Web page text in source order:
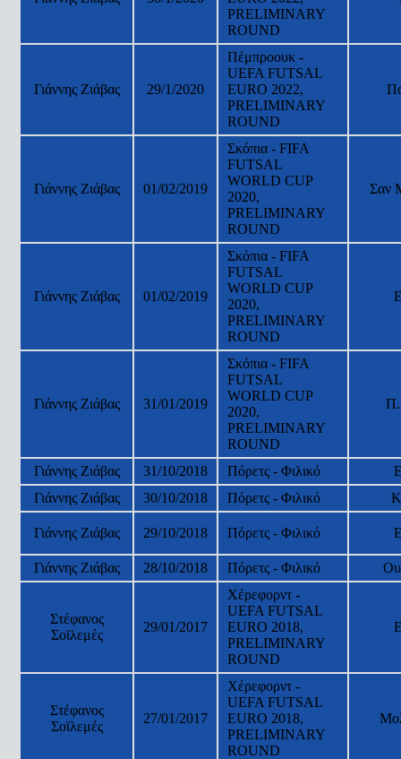
PRELIMINARY
ROUND
Γιάννης Ζιάβας 29/1/2020
Πέμπροουκ -
UEFA FUTSAL
EURO 2022,
PRELIMINARY
ROUND
Γιάννης Ζιάβας 01/02/2019
Σκόπια - FIFA
FUTSAL
WORLD CUP
2020,
PRELIMINARY
ROUND
Σαν
Γιάννης Ζιάβας 01/02/2019
Σκόπια - FIFA
FUTSAL
WORLD CUP
2020,
PRELIMINARY
ROUND
Γιάννης Ζιάβας 31/01/2019
Σκόπια - FIFA
FUTSAL
WORLD CUP
2020,
PRELIMINARY
ROUND
Γιάννης Ζιάβας 31/10/2018 Πόρετς - Φιλικό
Γιάννης Ζιάβας
30/10/2018 Πόρετς - Φιλικό
Γιάννης Ζιάβας 29/10/2018 Πόρετς - Φιλικό
Γιάννης Ζιάβας 28/10/2018 Πόρετς - Φιλικό
Στέφανος
Σοϊλεμές
29/01/2017
Χέρεφορντ -
UEFA FUTSAL
EURO 2018,
PRELIMINARY
ROUND
Στέφανος
Σοϊλεμές
27/01/2017
Χέρεφορντ -
UEFA FUTSAL
EURO 2018,
PRELIMINARY
ROUND